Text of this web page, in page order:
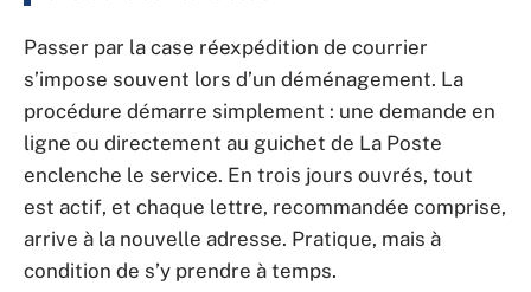
Passer par la case réexpédition de courrier
s’impose souvent lors d’un déménagement. La
procédure démarre simplement : une demande en
ligne ou directement au guichet de La Poste
enclenche le service. En trois jours ouvrés, tout
est actif, et chaque lettre, recommandée comprise,
arrive à la nouvelle adresse. Pratique, mais à
condition de s’y prendre à temps.